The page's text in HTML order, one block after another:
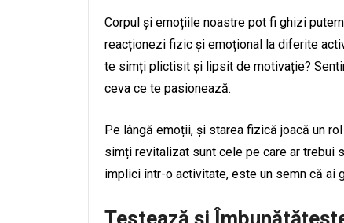
Corpul și emoțiile noastre pot fi ghizi
reacționezi fizic și emoțional la diferite
te simți plictisit și lipsit de motivație?
ceva ce te pasionează.
Pe lângă emoții, și starea fizică joacă un
simți revitalizat sunt cele pe care ar trebui
implici într-o activitate, este un semn că ai
Testează și